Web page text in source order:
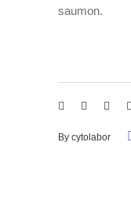
saumon.
By cytolabor